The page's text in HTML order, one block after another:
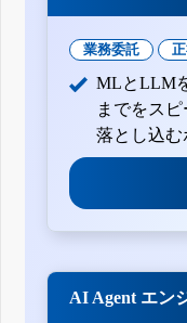
業務委託
MLとLLM
までをス
落とし込む
AI Agent エン